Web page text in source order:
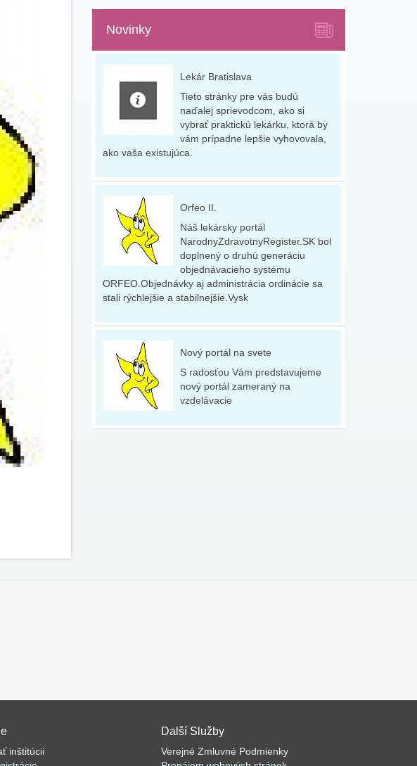
Novinky
Lekár Bratislava
Tieto stránky pre vás budú
naďalej sprievodcom, ako si
vybrať praktickú lekárku, ktorá by
vám prípadne lepšie vyhovovala,
ako vaša existujúca.
Orfeo II.
Náš lekársky portál
NarodnyZdravotnyRegister.SK bol
doplnený o druhú generáciu
objednávacieho systému
ORFEO.Objednávky aj administrácia ordinácie sa
stali rýchlejšie a stabilnejšie.Vysk
Nový portál na svete
S radosťou Vám predstavujeme
nový portál zameraný na
vzdelávacie
inštitúcii
Další Služby
Verejné Zmluvné Podmienky